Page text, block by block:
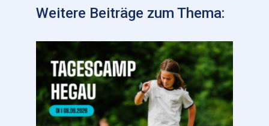
Weitere Beiträge zum Thema: